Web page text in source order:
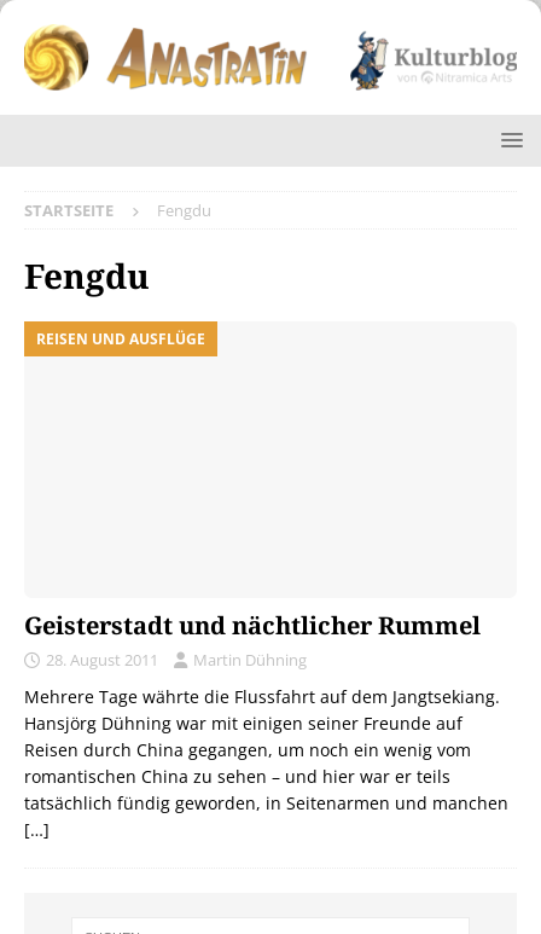
STARTSEITE Fengdu
Fengdu
REISEN UND AUSFLÜGE
Geisterstadt und nächtlicher Rummel
28. August 2011 Martin Dühning
Mehrere Tage währte die Flussfahrt auf dem Jangtsekiang.
Hansjörg Dühning war mit einigen seiner Freunde auf
Reisen durch China gegangen, um noch ein wenig vom
romantischen China zu sehen – und hier war er teils
tatsächlich fündig geworden, in Seitenarmen und manchen
[…]